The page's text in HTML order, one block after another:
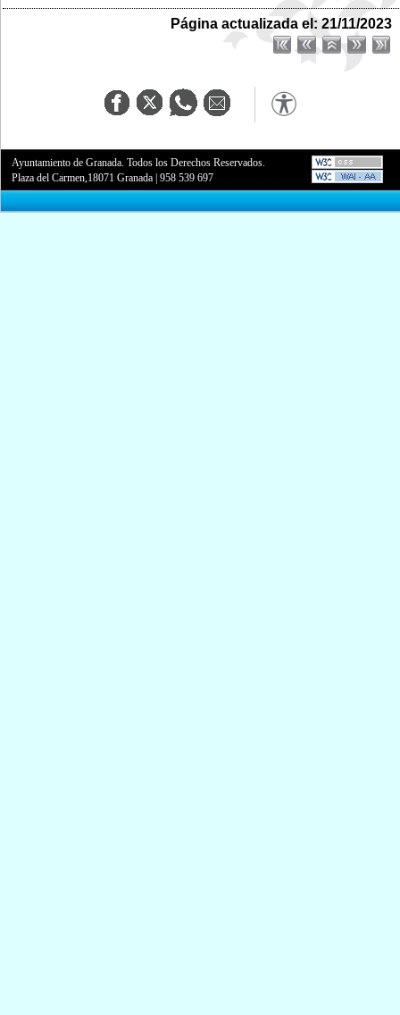
Página actualizada el: 21/11/2023
Ayuntamiento de Granada. Todos los Derechos Reservados.
Plaza del Carmen,18071 Granada |958 539 697